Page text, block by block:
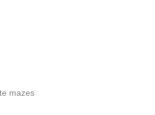
mazes